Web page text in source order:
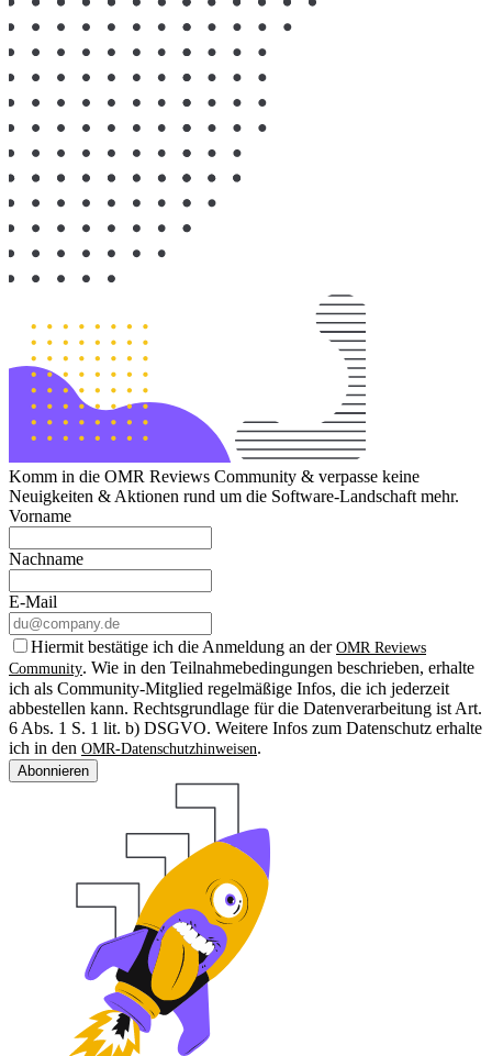
Komm in die OMR Reviews Community & verpasse keine
Neuigkeiten & Aktionen rund um die Software-Landschaft mehr.
Vorname
Nachname
E-Mail
Hiermit bestätige ich die Anmeldung an der OMR Reviews
Community. Wie in den Teilnahmebedingungen beschrieben, erhalte
ich als Community-Mitglied regelmäßige Infos, die ich jederzeit
abbestellen kann. Rechtsgrundlage für die Datenverarbeitung ist Art.
6 Abs. 1 S. 1 lit. b) DSGVO. Weitere Infos zum Datenschutz erhalte
ich in den OMR-Datenschutzhinweisen.
Abonnieren